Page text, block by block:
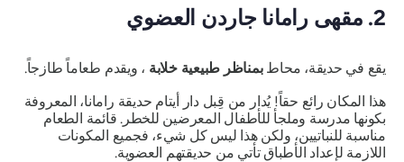
2. مقهى رامانا جاردن العضوي
يقع في حديقة، محاطبمناظر طبيعية خلابة، ويقدم طعاماً طازجاً.
هذا المكان رائع حقاً! يُدار من قِبل دار أيتام حديقة رامانا، المعروفة
بكونها مدرسة وملجأ للأطفال المعرضين للخطر. قائمة الطعام
مناسبة للنباتيين، ولكن هذا ليس كل شيء، فجميع المكونات
اللازمة لإعداد الأطباق تأتي من حديقتهم العضوية.